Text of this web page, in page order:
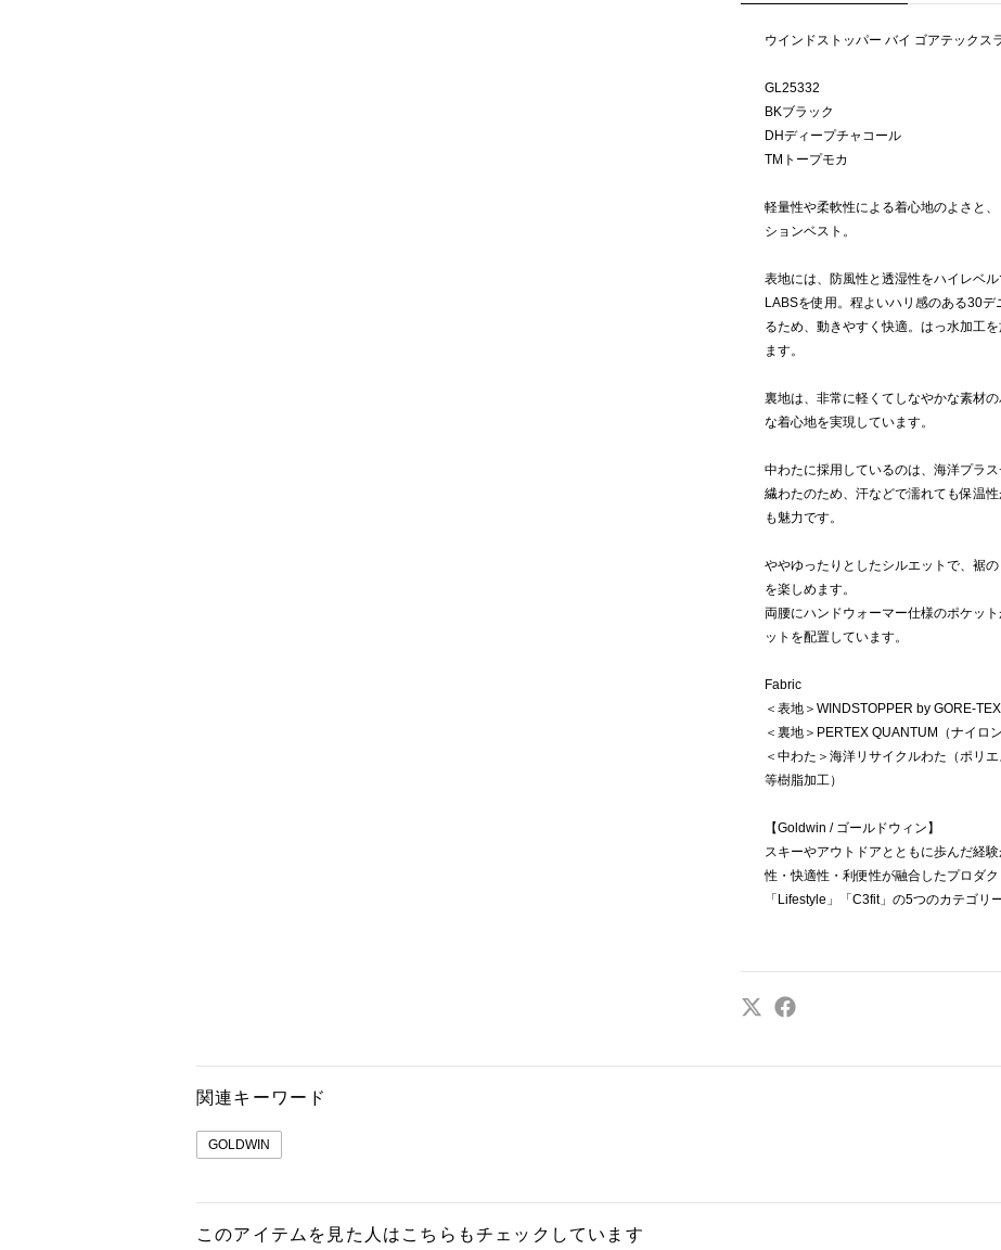
ウインドストッパー バイ ゴアテックス
GL25332
BKブラック
DHディープチャコール
TMトープモカ
軽量性や柔軟性による着心地のよさと
ションベスト。
表地には、防風性と透湿性をハイレベ
LABSを使用。程よいハリ感のある30
るため、動きやすく快適。はっ水加工
ます。
裏地は、非常に軽くてしなやかな素材
な着心地を実現しています。
中わたに採用しているのは、海洋プラ
繊わたのため、汗などで濡れても保温
も魅力です。
ややゆったりとしたシルエットで、裾
を楽しめます。
両腰にハンドウォーマー仕様のポケッ
ットを配置しています。
Fabric
＜表地＞WINDSTOPPER by GORE-
＜裏地＞PERTEX QUANTUM（ナイロ
＜中わた＞海洋リサイクルわた（ポリ
等樹脂加工）
【Goldwin / ゴールドウィン】
スキーやアウトドアとともに歩んだ経
性・快適性・利便性が融合したプロダ
「Lifestyle」「C3fit」の5つのカテゴリ
関連キーワード
GOLDWIN
このアイテムを見た人はこちらもチェックしています